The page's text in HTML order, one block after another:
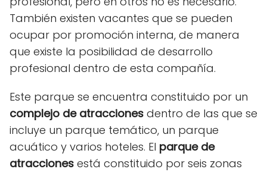
También existen vacantes que se pueden
ocupar por promoción interna, de manera
que existe la posibilidad de desarrollo
profesional dentro de esta compañía.
Este parque se encuentra constituido por un
complejo de atracciones dentro de las que se
incluye un parque temático, un parque
acuático y varios hoteles. El parque de
atracciones está constituido por seis zonas